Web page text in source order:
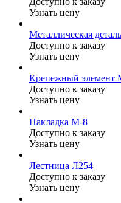
Узнать цену
Металлическая
Доступно к заказу
Узнать цену
Крепежный элемент
Доступно к заказу
Узнать цену
Накладка М-8
Доступно к заказу
Узнать цену
Лестница Л254
Доступно к заказу
Узнать цену